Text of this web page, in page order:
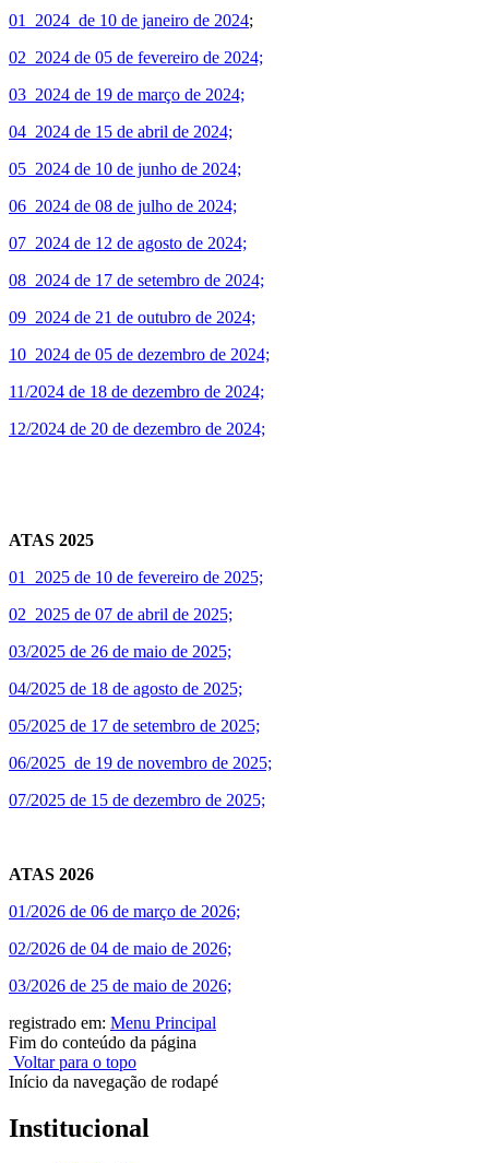
01_2024 de 10 de janeiro de 2024;
02_2024 de 05 de fevereiro de 2024;
03_2024 de 19 de março de 2024;
04_2024 de 15 de abril de 2024;
05_2024 de 10 de junho de 2024;
06_2024 de 08 de julho de 2024;
07_2024 de 12 de agosto de 2024;
08_2024 de 17 de setembro de 2024;
09_2024 de 21 de outubro de 2024;
10_2024 de 05 de dezembro de 2024;
11/2024 de 18 de dezembro de 2024;
12/2024 de 20 de dezembro de 2024;
ATAS 2025
01_2025 de 10 de fevereiro de 2025;
02_2025 de 07 de abril de 2025;
03/2025 de 26 de maio de 2025;
04/2025 de 18 de agosto de 2025;
05/2025 de 17 de setembro de 2025;
06/2025 de 19 de novembro de 2025;
07/2025 de 15 de dezembro de 2025;
ATAS 2026
01/2026 de 06 de março de 2026;
02/2026 de 04 de maio de 2026;
03/2026 de 25 de maio de 2026;
registrado em: Menu Principal
Fim do conteúdo da página
Voltar para o topo
Início da navegação de rodapé
Institucional